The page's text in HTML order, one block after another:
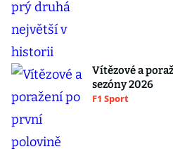
Vítězové a
sezóny 2026
F1 Sport